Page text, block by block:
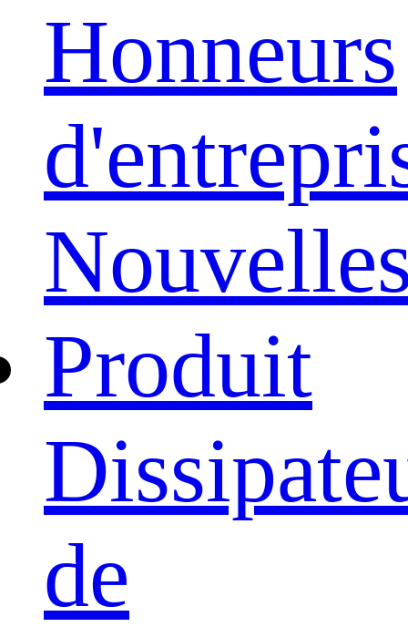
Honneurs
Produit
de